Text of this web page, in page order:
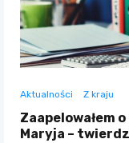
Aktualności Z kraju
Zaapelowałem
Maryja –